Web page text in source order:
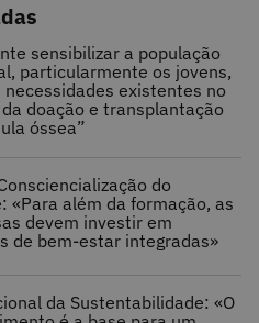
sensibilizar a população
particularmente os jovens,
necessidades existentes no
doação e transplantação
óssea”
do
«Para além da formação, as
devem investir em
de bem-estar integradas»
da Sustentabilidade: «O